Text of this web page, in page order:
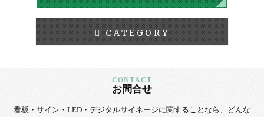
CATEGORY
お問合せ
看板・サイン・LED・デジタルサイネージに関することなら、
どんな